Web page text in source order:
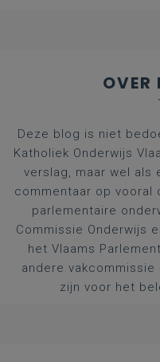
OVER
Deze blog is niet
Katholiek Onderwijs
verslag, maar wel als
commentaar op vooral
parlementaire
Commissie Onderwijs
het Vlaams
andere
zijn voor het